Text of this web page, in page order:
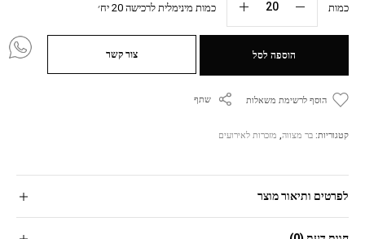
כמות כמות מינימלית לרכישה 20 יח׳
הוספה לסל צור קשר
הוסף לרשימת משאלות שתף
קטגוריות: בר מצווה, מזכרות לאירועים
לפרטים ותיאור מוצר